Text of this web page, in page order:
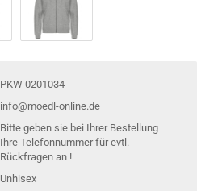
PKW 0201034
info@moedl-online.de
Bitte geben sie bei Ihrer Bestellung
Ihre Telefonnummer für evtl.
Rückfragen an !
Unhisex